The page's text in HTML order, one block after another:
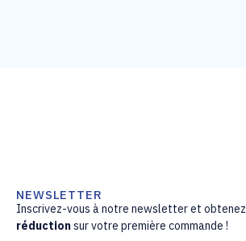
NEWSLETTER
Inscrivez-vous à notre newsletter et obtenez
réductionsur votre première commande !